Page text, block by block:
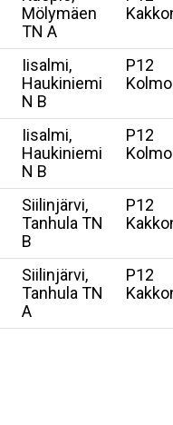
Mölymäen
TN A
Iisalmi,
Haukiniemi
N B
P12
Iisalmi,
Haukiniemi
N B
P12
Siilinjärvi,
Tanhula TN
B
P12
Siilinjärvi,
Tanhula TN
A
P12